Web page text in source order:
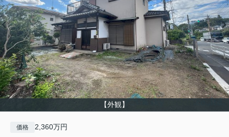
【外観】
価格 2,360万円